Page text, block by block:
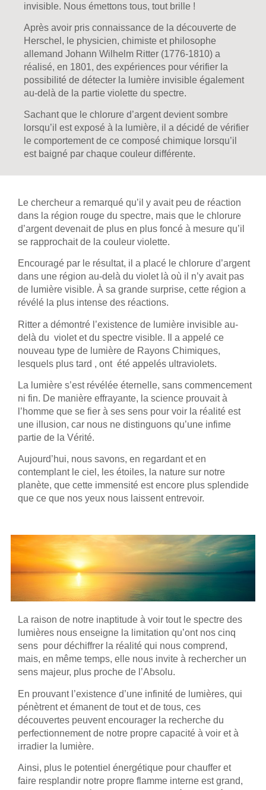
invisible. Nous émettons tous, tout brille !
Après avoir pris connaissance de la découverte de
Herschel, le physicien, chimiste et philosophe
allemand Johann Wilhelm Ritter (1776-1810) a
réalisé, en 1801, des expériences pour vérifier la
possibilité de détecter la lumière invisible également
au-delà de la partie violette du spectre.
Sachant que le chlorure d’argent devient sombre
lorsqu’il est exposé à la lumière, il a décidé de vérifier
le comportement de ce composé chimique lorsqu’il
est baigné par chaque couleur différente.
Le chercheur a remarqué qu’il y avait peu de réaction
dans la région rouge du spectre, mais que le chlorure
d’argent devenait de plus en plus foncé à mesure qu’il
se rapprochait de la couleur violette.
Encouragé par le résultat, il a placé le chlorure d’argent
dans une région au-delà du violet là où il n’y avait pas
de lumière visible. À sa grande surprise, cette région a
révélé la plus intense des réactions.
Ritter a démontré l’existence de lumière invisible au-
delà du violet et du spectre visible. Il a appelé ce
nouveau type de lumière de Rayons Chimiques,
lesquels plus tard , ont été appelés ultraviolets.
La lumière s’est révélée éternelle, sans commencement
ni fin. De manière effrayante, la science prouvait à
l’homme que se fier à ses sens pour voir la réalité est
une illusion, car nous ne distinguons qu’une infime
partie de la Vérité.
Aujourd’hui, nous savons, en regardant et en
contemplant le ciel, les étoiles, la nature sur notre
planète, que cette immensité est encore plus splendide
que ce que nos yeux nous laissent entrevoir.
La raison de notre inaptitude à voir tout le spectre des
lumières nous enseigne la limitation qu’ont nos cinq
sens pour déchiffrer la réalité qui nous comprend,
mais, en même temps, elle nous invite à rechercher un
sens majeur, plus proche de l’Absolu.
En prouvant l’existence d’une infinité de lumières, qui
pénètrent et émanent de tout et de tous, ces
découvertes peuvent encourager la recherche du
perfectionnement de notre propre capacité à voir et à
irradier la lumière.
Ainsi, plus le potentiel énergétique pour chauffer et
faire resplandir notre propre flamme interne est grand,